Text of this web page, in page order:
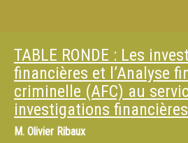
TABLE RONDE : Les
financières et l’Analyse
criminelle (AFC) au
investigations
M. Olivier Ribaux